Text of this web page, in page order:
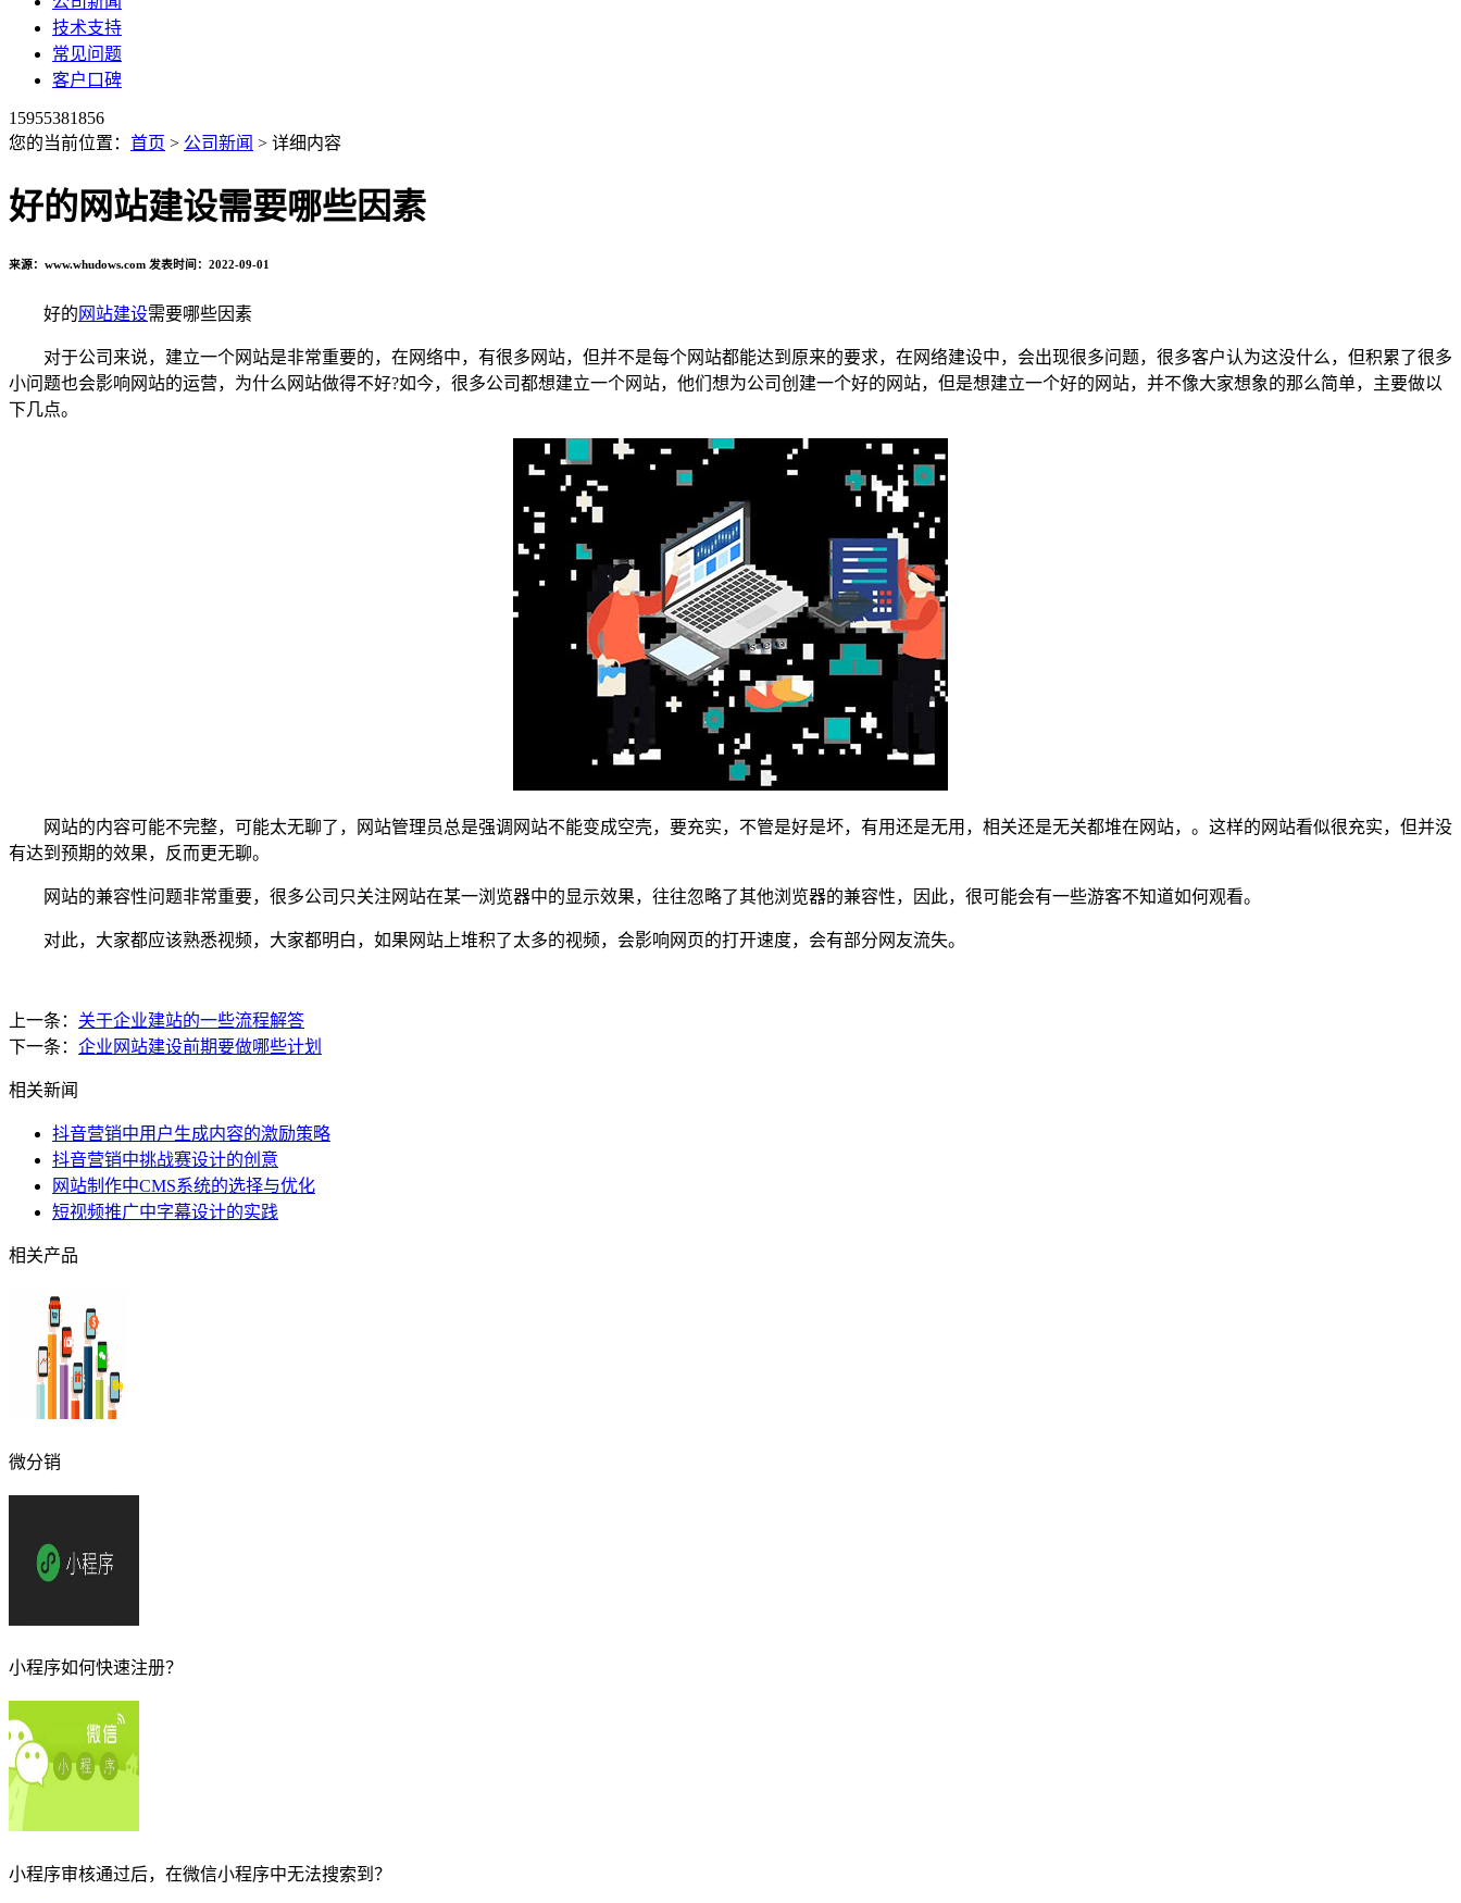
技术支持
常见问题
客户口碑
15955381856
您的当前位置： 首页 > 公司新闻 > 详细内容
好的网站建设需要哪些因素
来源：www.whudows.com 发表时间：2022-09-01
好的 网站建设需要哪些因素
对于公司来说，建立一个网站是非常重要的，在网络中，有很多网站，但并不是每个网站都能达到原来的要求，在网络建设中，会出现很多问题，很多客户认为这没什么，但积累了很多
小问题也会影响网站的运营，为什么网站做得不好?如今，很多公司都想建立一个网站，他们想为公司创建一个好的网站，但是想建立一个好的网站，并不像大家想象的那么简单，主要做以
下几点。
网站的内容可能不完整，可能太无聊了，网站管理员总是强调网站不能变成空壳，要充实，不管是好是坏，有用还是无用，相关还是无关都堆在网站，。这样的网站看似很充实，但并没
有达到预期的效果，反而更无聊。
网站的兼容性问题非常重要，很多公司只关注网站在某一浏览器中的显示效果，往往忽略了其他浏览器的兼容性，因此，很可能会有一些游客不知道如何观看。
对此，大家都应该熟悉视频，大家都明白，如果网站上堆积了太多的视频，会影响网页的打开速度，会有部分网友流失。
上一条： 关于企业建站的一些流程解答
下一条： 企业网站建设前期要做哪些计划
相关新闻
抖音营销中用户生成内容的激励策略
抖音营销中挑战赛设计的创意
网站制作中CMS系统的选择与优化
短视频推广中字幕设计的实践
相关产品
微分销
小程序如何快速注册？
小程序审核通过后，在微信小程序中无法搜索到？